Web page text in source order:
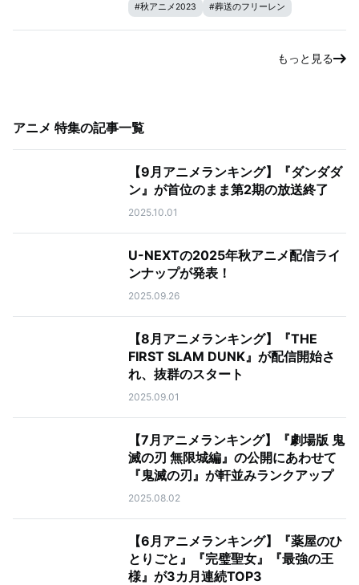
#秋アニメ2023 #葬送のフリーレン
もっと見る
アニメ 特集の記事一覧
【9月アニメランキング】『ダンダダ
ン』が首位のまま第2期の放送終了
2025.10.01
U-NEXTの2025年秋アニメ配信ライ
ンナップが発表！
2025.09.26
【8月アニメランキング】『THE
FIRST SLAM DUNK』が配信開始さ
れ、抜群のスタート
2025.09.01
【7月アニメランキング】『劇場版 鬼
滅の刃 無限城編』の公開にあわせて
『鬼滅の刃』が軒並みランクアップ
2025.08.02
【6月アニメランキング】『薬屋のひ
とりごと』『完璧聖女』『最強の王
様』が3カ月連続TOP3